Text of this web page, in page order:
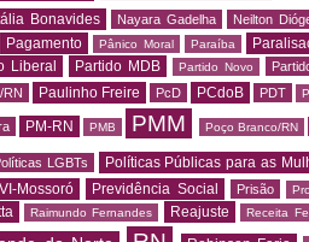
Bonavides Nayara Gadelha Neilton
Pagamento Pânico Moral Paraíba
Liberal Partido MDB Partido Novo
RN Paulinho Freire PcD PCdoB PDT
PM-RN PMB PMM Poço Branco/RN
LGBTs Políticas Públicas para as
Mossoró Previdência Social Prisão
Raimundo Fernandes Reajuste Receita